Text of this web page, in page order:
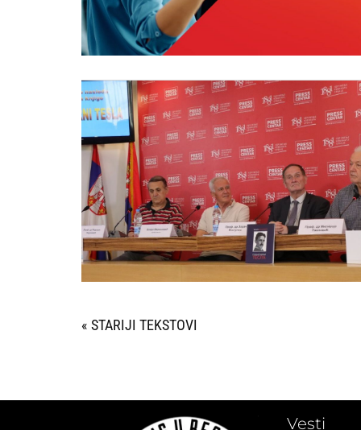
« STARIJI UNOSI
Vesti